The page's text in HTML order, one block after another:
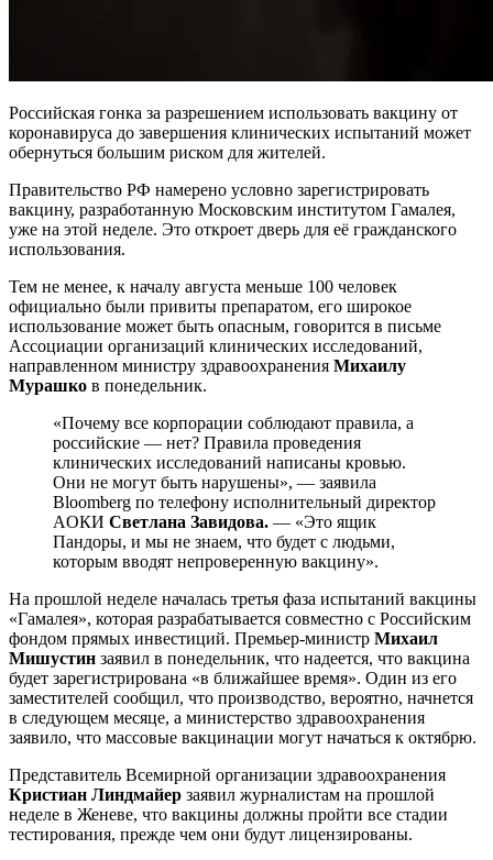
Российская гонка за разрешением использовать вакцину от
коронавируса до завершения клинических испытаний может
обернуться большим риском для жителей.
Правительство РФ намерено условно зарегистрировать
вакцину, разработанную Московским институтом Гамалея,
уже на этой неделе. Это откроет дверь для её гражданского
использования.
Тем не менее, к началу августа меньше 100 человек
официально были привиты препаратом, его широкое
использование может быть опасным, говорится в письме
Ассоциации организаций клинических исследований,
направленном министру здравоохранения Михаилу
Мурашко в понедельник.
«Почему все корпорации соблюдают правила, а
российские — нет? Правила проведения
клинических исследований написаны кровью.
Они не могут быть нарушены», — заявила
Bloomberg по телефону исполнительный директор
AОКИ Светлана Завидова. — «Это ящик
Пандоры, и мы не знаем, что будет с людьми,
которым вводят непроверенную вакцину».
На прошлой неделе началась третья фаза испытаний вакцины
«Гамалея», которая разрабатывается совместно с Российским
фондом прямых инвестиций. Премьер-министр Михаил
Мишустин заявил в понедельник, что надеется, что вакцина
будет зарегистрирована «в ближайшее время». Один из его
заместителей сообщил, что производство, вероятно, начнется
в следующем месяце, а министерство здравоохранения
заявило, что массовые вакцинации могут начаться к октябрю.
Представитель Всемирной организации здравоохранения
Кристиан Линдмайер заявил журналистам на прошлой
неделе в Женеве, что вакцины должны пройти все стадии
тестирования, прежде чем они будут лицензированы.